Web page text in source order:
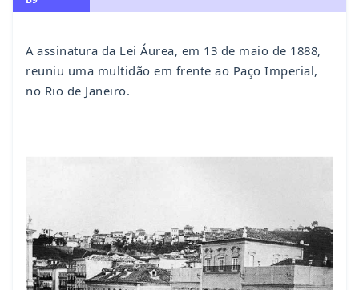
A assinatura da Lei Áurea, em 13 de maio de 1888,
reuniu uma multidão em frente ao Paço Imperial,
no Rio de Janeiro.